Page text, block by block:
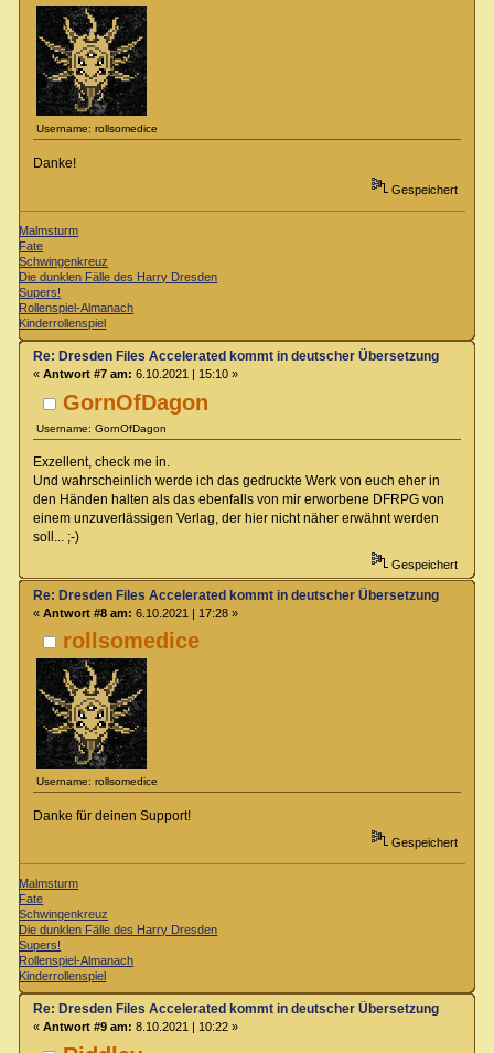
Username: rollsomedice
Danke!
Gespeichert
Malmsturm
Fate
Schwingenkreuz
Die dunklen Fälle des Harry Dresden
Supers!
Rollenspiel-Almanach
Kinderrollenspiel
GornOfDagon
Username: GornOfDagon
Re: Dresden Files Accelerated kommt in deutscher Übersetzung
« Antwort #7 am: 6.10.2021 | 15:10 »
Exzellent, check me in.
Und wahrscheinlich werde ich das gedruckte Werk von euch eher in
den Händen halten als das ebenfalls von mir erworbene DFRPG von
einem unzuverlässigen Verlag, der hier nicht näher erwähnt werden
soll... ;-)
Gespeichert
rollsomedice
Username: rollsomedice
Re: Dresden Files Accelerated kommt in deutscher Übersetzung
« Antwort #8 am: 6.10.2021 | 17:28 »
Danke für deinen Support!
Gespeichert
Malmsturm
Fate
Schwingenkreuz
Die dunklen Fälle des Harry Dresden
Supers!
Rollenspiel-Almanach
Kinderrollenspiel
Re: Dresden Files Accelerated kommt in deutscher Übersetzung
« Antwort #9 am: 8.10.2021 | 10:22 »